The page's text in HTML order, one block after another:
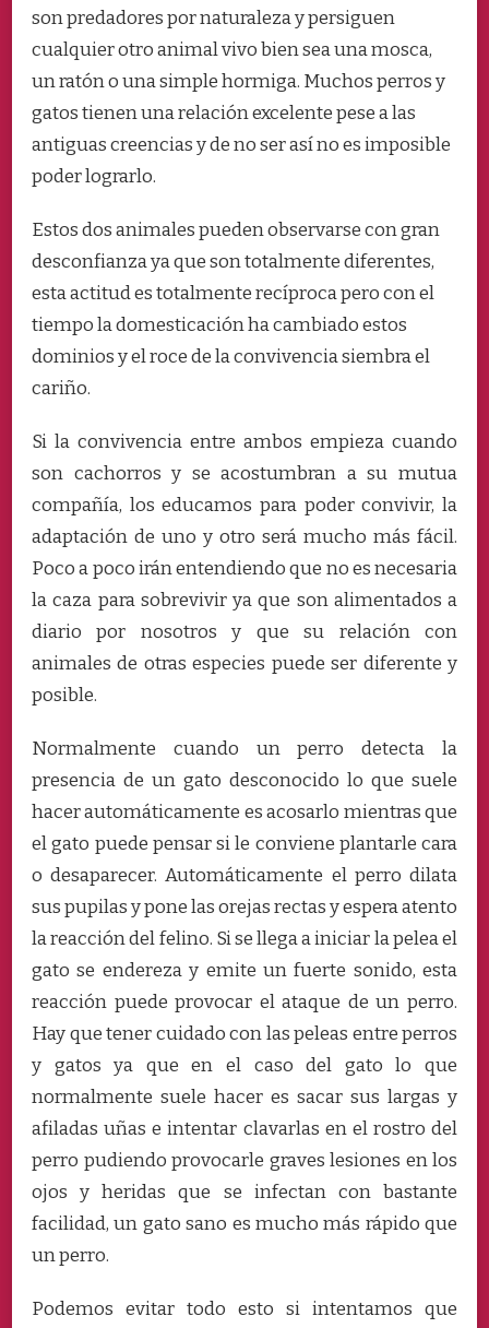
UN
GATO
son predadores por naturaleza y persiguen
cualquier otro animal vivo bien sea una mosca,
un ratón o una simple hormiga. Muchos perros y
gatos tienen una relación excelente pese a las
antiguas creencias y de no ser así no es imposible
poder lograrlo.
Estos dos animales pueden observarse con gran
desconfianza ya que son totalmente diferentes,
esta actitud es totalmente recíproca pero con el
tiempo la domesticación ha cambiado estos
dominios y el roce de la convivencia siembra el
cariño.
Si la convivencia entre ambos empieza cuando
son cachorros y se acostumbran a su mutua
compañía, los educamos para poder convivir, la
adaptación de uno y otro será mucho más fácil.
Poco a poco irán entendiendo que no es necesaria
la caza para sobrevivir ya que son alimentados a
diario por nosotros y que su relación con
animales de otras especies puede ser diferente y
posible.
Normalmente cuando un perro detecta la
presencia de un gato desconocido lo que suele
hacer automáticamente es acosarlo mientras que
el gato puede pensar si le conviene plantarle cara
o desaparecer. Automáticamente el perro dilata
sus pupilas y pone las orejas rectas y espera atento
la reacción del felino. Si se llega a iniciar la pelea el
gato se endereza y emite un fuerte sonido, esta
reacción puede provocar el ataque de un perro.
Hay que tener cuidado con las peleas entre perros
y gatos ya que en el caso del gato lo que
normalmente suele hacer es sacar sus largas y
afiladas uñas e intentar clavarlas en el rostro del
perro pudiendo provocarle graves lesiones en los
ojos y heridas que se infectan con bastante
facilidad, un gato sano es mucho más rápido que
un perro.
Podemos evitar todo esto si intentamos que